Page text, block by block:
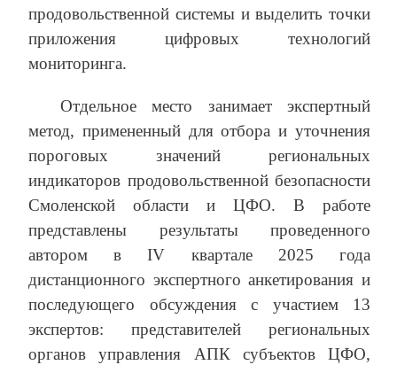
продовольственной системы и выделить точки
приложения цифровых технологий
мониторинга.
Отдельное место занимает экспертный
метод, примененный для отбора и уточнения
пороговых значений региональных
индикаторов продовольственной безопасности
Смоленской области и ЦФО. В работе
представлены результаты проведенного
автором в IV квартале 2025 года
дистанционного экспертного анкетирования и
последующего обсуждения с участием 13
экспертов: представителей региональных
органов управления АПК субъектов ЦФО,